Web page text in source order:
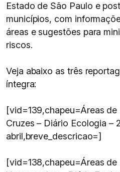
Estado de São Paulo e
municípios, com
áreas e sugestões para
riscos.
Veja abaixo as três
íntegra:
[vid=139,chapeu=Áreas
Cruzes – Diário Ecologia –
abril,breve_descricao=]
[vid=138,chapeu=Áreas de